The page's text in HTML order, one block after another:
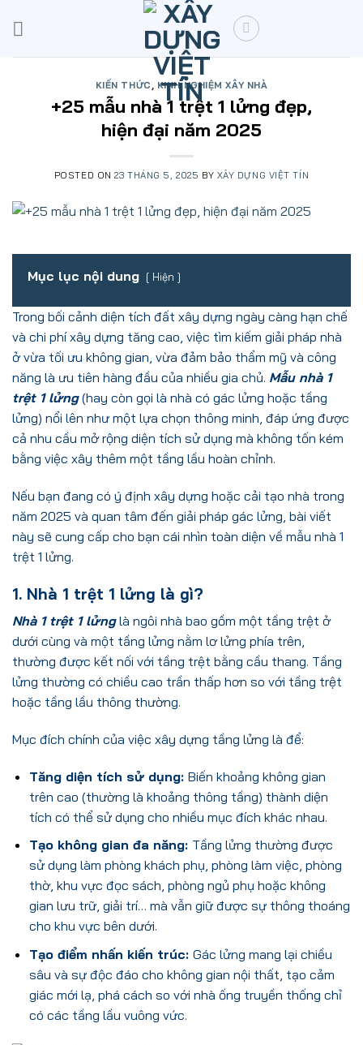
KIẾN THỨC , KINH NGHIỆM XÂY NHÀ
+25 mẫu nhà 1 trệt 1 lửng đẹp,
hiện đại năm 2025
POSTED ON23 THÁNG 5, 2025 BY XÂY DỰNG VIỆT TÍN
Mục lục nội dung Hiện
Trong bối cảnh diện tích đất xây dựng ngày càng hạn chế
và chi phí xây dựng tăng cao, việc tìm kiếm giải pháp nhà
ở vừa tối ưu không gian, vừa đảm bảo thẩm mỹ và công
năng là ưu tiên hàng đầu của nhiều gia chủ. Mẫu nhà 1
trệt 1 lửng(hay còn gọi là nhà có gác lửng hoặc tầng
lửng) nổi lên như một lựa chọn thông minh, đáp ứng được
cả nhu cầu mở rộng diện tích sử dụng mà không tốn kém
bằng việc xây thêm một tầng lầu hoàn chỉnh.
Nếu bạn đang có ý định xây dựng hoặc cải tạo nhà trong
năm 2025 và quan tâm đến giải pháp gác lửng, bài viết
này sẽ cung cấp cho bạn cái nhìn toàn diện về mẫu nhà 1
trệt 1 lửng.
1. Nhà 1 trệt 1 lửng là gì?
Nhà 1 trệt 1 lửng là ngôi nhà bao gồm một tầng trệt ở
dưới cùng và một tầng lửng nằm lơ lửng phía trên,
thường được kết nối với tầng trệt bằng cầu thang. Tầng
lửng thường có chiều cao trần thấp hơn so với tầng trệt
hoặc tầng lầu thông thường.
Mục đích chính của việc xây dựng tầng lửng là để:
Tăng diện tích sử dụng: Biến khoảng không gian
trên cao (thường là khoảng thông tầng) thành diện
tích có thể sử dụng cho nhiều mục đích khác nhau.
Tạo không gian đa năng: Tầng lửng thường được
sử dụng làm phòng khách phụ, phòng làm việc, phòng
thờ, khu vực đọc sách, phòng ngủ phụ hoặc không
gian lưu trữ, giải trí… mà vẫn giữ được sự thông thoáng
cho khu vực bên dưới.
Tạo điểm nhấn kiến trúc: Gác lửng mang lại chiều
sâu và sự độc đáo cho không gian nội thất, tạo cảm
giác mới lạ, phá cách so với nhà ống truyền thống chỉ
có các tầng lầu vuông vức.